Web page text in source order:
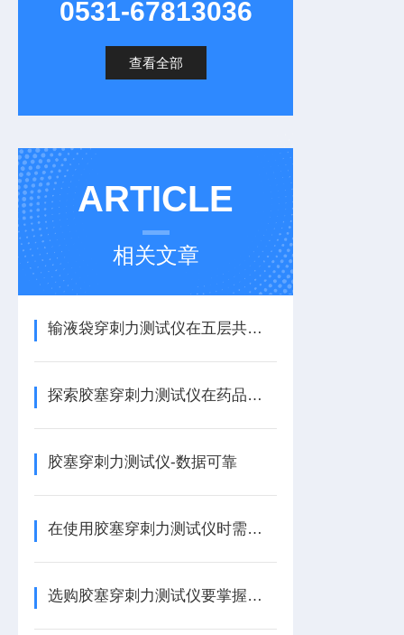
0531-67813036
查看全部
ARTICLE
相关文章
输液袋穿刺力测试仪在五层共挤输液袋穿刺力性能的测试方案
探索胶塞穿刺力测试仪在药品包装安全评估中的关键作用
胶塞穿刺力测试仪-数据可靠
在使用胶塞穿刺力测试仪时需要注意以下几点
选购胶塞穿刺力测试仪要掌握这些内容